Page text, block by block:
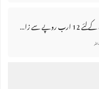
پنجاب میں‌بلدیاتی انتخابات کے لئے 12 ارب روپے سے زائد مختص کرنے کی منظوری